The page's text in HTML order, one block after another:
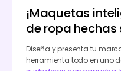
¡Maquetas
de ropa hechas
Diseña y presenta tu
herramienta todo en uno